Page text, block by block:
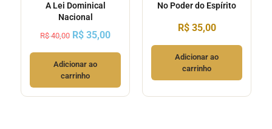
A Lei Dominical
Nacional
R$40,00 R$ 35,00
Adicionar ao
carrinho
No Poder do Espírito
R$35,00
Adicionar ao
carrinho